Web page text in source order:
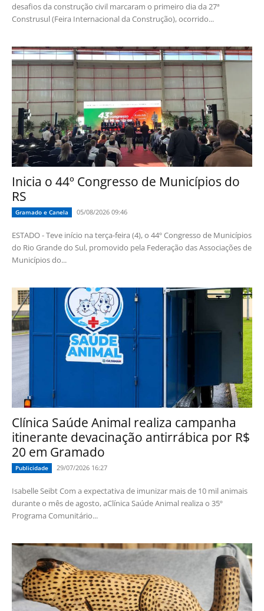
desafios da construção civil marcaram o primeiro dia da 27ª
Construsul (Feira Internacional da Construção), ocorrido...
Inicia o 44º Congresso de Municípios do
RS
Gramado e Canela 05/08/2026 09:46
ESTADO - Teve início na terça-feira (4), o 44º Congresso de Municípios
do Rio Grande do Sul, promovido pela Federação das Associações de
Municípios do...
Clínica Saúde Animal realiza campanha
itinerante devacinação antirrábica por R$
20 em Gramado
Publicidade 29/07/2026 16:27
Isabelle Seibt Com a expectativa de imunizar mais de 10 mil animais
durante o mês de agosto, aClínica Saúde Animal realiza o 35º
Programa Comunitário...